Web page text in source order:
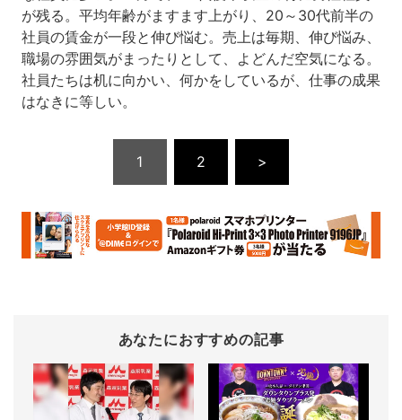
が残る。平均年齢がますます上がり、20～30代前半の
社員の賃金が一段と伸び悩む。売上は毎期、伸び悩み、
職場の雰囲気がまったりとして、よどんだ空気になる。
社員たちは机に向かい、何かをしているが、仕事の成果
はなきに等しい。
1 2 >
あなたにおすすめの記事